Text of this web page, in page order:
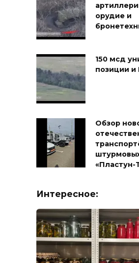
орудие и
150 мсд
позиции
Обзор
«Пластун-
Интересное: